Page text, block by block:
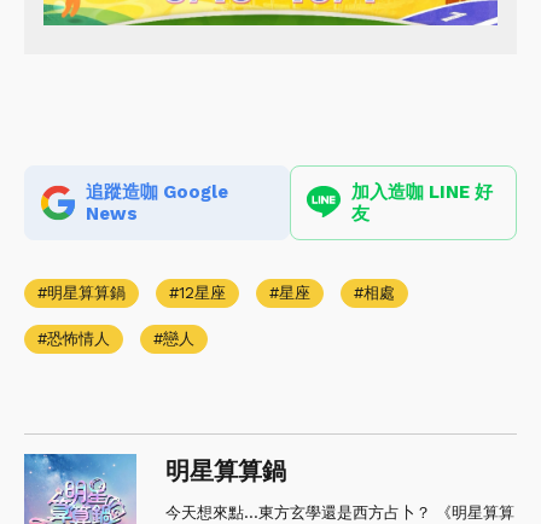
追蹤造咖 Google
News
加入造咖 LINE 好
友
明星算算鍋 12星座 星座 相處
恐怖情人 戀人
明星算算鍋
今天想來點...東方玄學還是西方占卜？ 《明星算算